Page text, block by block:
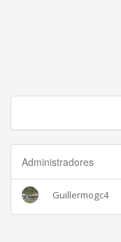
Administradores
Guillermogc4